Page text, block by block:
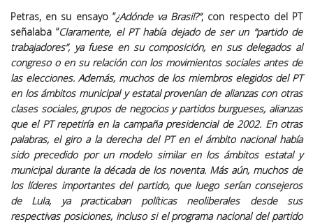
Petras, en su ensayo “¿Adónde va Brasil?”, con respecto del PT
señalaba “Claramente, el PT había dejado de ser un “partido de
trabajadores”, ya fuese en su composición, en sus delegados al
congreso o en su relación con los movimientos sociales antes de
las elecciones. Además, muchos de los miembros elegidos del PT
en los ámbitos municipal y estatal provenían de alianzas con otras
clases sociales, grupos de negocios y partidos burgueses, alianzas
que el PT repetiría en la campaña presidencial de 2002. En otras
palabras, el giro a la derecha del PT en el ámbito nacional había
sido precedido por un modelo similar en los ámbitos estatal y
municipal durante la década de los noventa. Más aún, muchos de
los líderes importantes del partido, que luego serían consejeros
de Lula, ya practicaban políticas neoliberales desde sus
respectivas posiciones, incluso si el programa nacional del partido